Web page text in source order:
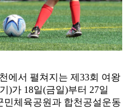
에서 펼쳐지는 제33회 여왕
)가 18일(금일)부터 27일
민체육공원과 합천공설운동